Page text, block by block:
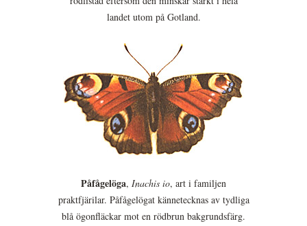
landet utom på Gotland.
Påfågelöga, Inachis io, art i familjen
praktfjärilar. Påfågelögat kännetecknas av tydliga
blå ögonfläckar mot en rödbrun bakgrundsfärg.